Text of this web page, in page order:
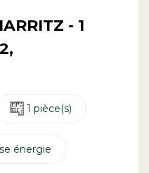
- 1
1 pièce(s)
énergie